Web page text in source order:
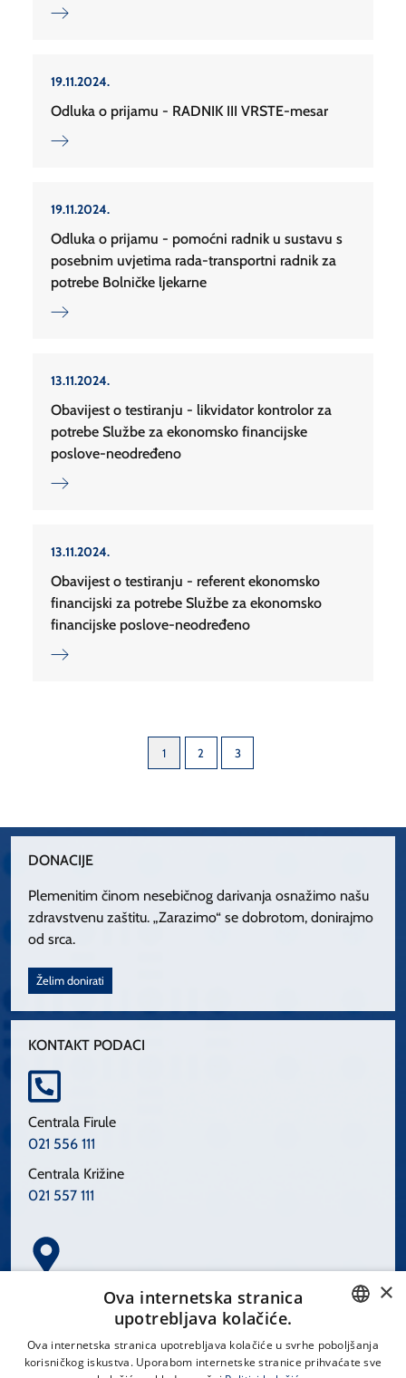
19.11.2024.
Odluka o prijamu - RADNIK III VRSTE-mesar
19.11.2024.
Odluka o prijamu - pomoćni radnik u sustavu s
posebnim uvjetima rada-transportni radnik za
potrebe Bolničke ljekarne
13.11.2024.
Obavijest o testiranju - likvidator kontrolor za
potrebe Službe za ekonomsko financijske
poslove-neodređeno
13.11.2024.
Obavijest o testiranju - referent ekonomsko
financijski za potrebe Službe za ekonomsko
financijske poslove-neodređeno
1 2 3
DONACIJE
Plemenitim činom nesebičnog darivanja osnažimo našu
zdravstvenu zaštitu. „Zarazimo“ se dobrotom, donirajmo
od srca.
Želim donirati
KONTAKT PODACI
Centrala Firule
021 556 111
Centrala Križine
021 557 111
Spinčićeva 1, 21000 Split
CROATIAN
×
Ova internetska stranica
upotrebljava kolačiće.
Ova internetska stranica upotrebljava kolačiće u svrhe poboljšanja
korisničkog iskustva. Uporabom internetske stranice prihvaćate sve